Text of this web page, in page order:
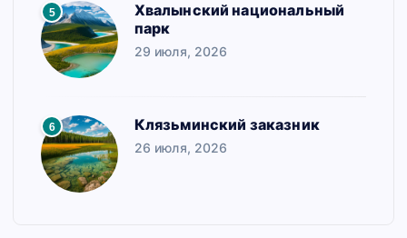
5
Хвалынский национальный
парк
29 июля, 2026
6 Клязьминский заказник
26 июля, 2026